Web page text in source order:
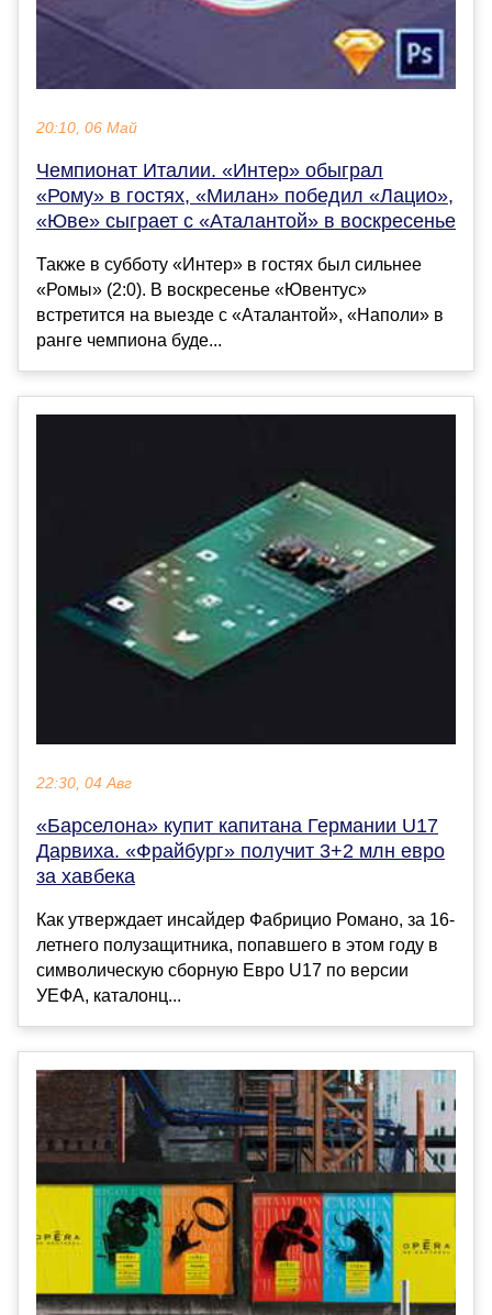
20:10, 06 Май
Чемпионат Италии. «Интер» обыграл
«Рому» в гостях, «Милан» победил «Лацио»,
«Юве» сыграет с «Аталантой» в воскресенье
Также в субботу «Интер» в гостях был сильнее
«Ромы» (2:0). В воскресенье «Ювентус»
встретится на выезде с «Аталантой», «Наполи» в
ранге чемпиона буде...
22:30, 04 Авг
«Барселона» купит капитана Германии U17
Дарвиха. «Фрайбург» получит 3+2 млн евро
за хавбека
Как утверждает инсайдер Фабрицио Романо, за 16-
летнего полузащитника, попавшего в этом году в
символическую сборную Евро U17 по версии
УЕФА, каталонц...